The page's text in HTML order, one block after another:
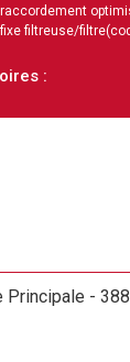
filtreuse/filtre
:
Principale -